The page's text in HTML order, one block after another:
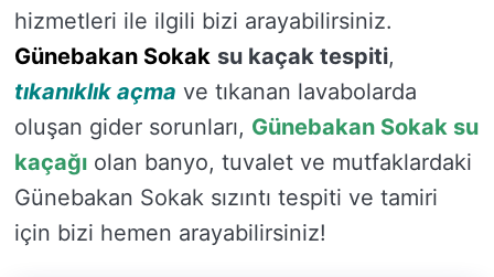
hizmetleri ile ilgili bizi arayabilirsiniz.
Günebakan Sokak su kaçak tespiti,
tıkanıklık açma ve tıkanan lavabolarda
oluşan gider sorunları, Günebakan Sokak su
kaçağı olan banyo, tuvalet ve mutfaklardaki
Günebakan Sokak sızıntı tespiti ve tamiri
için bizi hemen arayabilirsiniz!